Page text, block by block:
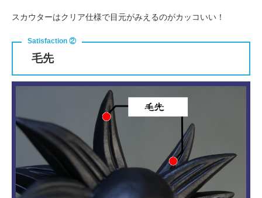
スカウターはクリア仕様で目元がみえるのがカッコいい！
毛先